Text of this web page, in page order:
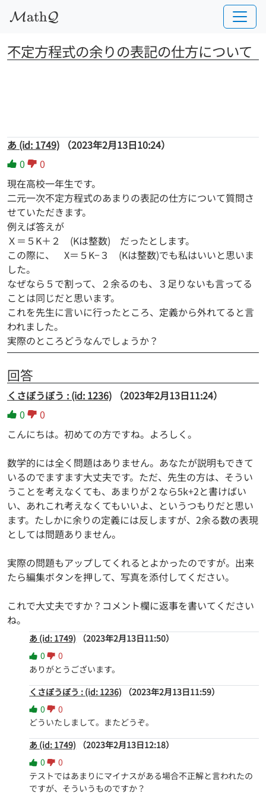
MathQ
不定方程式の余りの表記の仕方について
あ (id: 1749)
（2023年2月13日10:24）
0
0
現在高校一年生です。
二元一次不定方程式のあまりの表記の仕方について質問さ
せていただきます。
例えば答えが
Ｘ＝５K＋２ (Kは整数) だったとします。
この際に、 X＝５K−３ (Kは整数)でも私はいいと思いま
した。
なぜなら５で割って、２余るのも、３足りないも言ってる
ことは同じだと思います。
これを先生に言いに行ったところ、定義から外れてると言
われました。
実際のところどうなんでしょうか？
回答
くさぼうぼう : (id: 1236)
（2023年2月13日11:24）
0
0
こんにちは。初めての方ですね。よろしく。
数学的には全く問題はありません。あなたが説明もできて
いるのでますます大丈夫です。ただ、先生の方は、そうい
うことを考えなくても、あまりが２なら5k+2と書けばい
い、あれこれ考えなくてもいいよ、というつもりだと思い
ます。たしかに余りの定義には反しますが、2余る数の表現
としては問題ありません。
実際の問題もアップしてくれるとよかったのですが。出来
たら編集ボタンを押して、写真を添付してください。
これで大丈夫ですか？コメント欄に返事を書いてください
ね。
あ (id: 1749)
（2023年2月13日11:50）
0
0
ありがとうございます。
くさぼうぼう : (id: 1236)
（2023年2月13日11:59）
0
0
どういたしまして。またどうぞ。
あ (id: 1749)
（2023年2月13日12:18）
0
0
テストではあまりにマイナスがある場合不正解と言われたの
ですが、そういうものですか？